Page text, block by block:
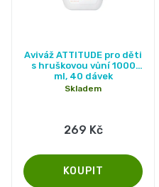
Aviváž ATTITUDE pro děti
s hruškovou vůní 1000
ml, 40 dávek
hodnocení
produktu
hvězdiček.
Skladem
269 Kč